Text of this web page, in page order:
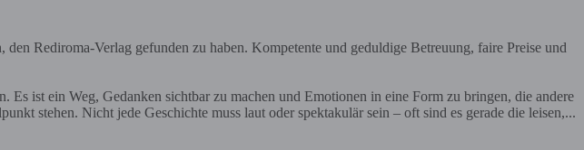
Rediroma-Verlag gefunden zu haben. Kompetente und geduldige Betreuung, faire Preise und
ist ein Weg, Gedanken sichtbar zu machen und Emotionen in eine Form zu bringen, die andere
stehen. Nicht jede Geschichte muss laut oder spektakulär sein – oft sind es gerade die leisen,...